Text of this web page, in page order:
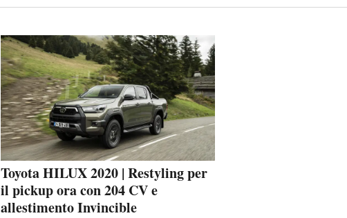
Toyota HILUX 2020 | Restyling per
il pickup ora con 204 CV e
allestimento Invincible